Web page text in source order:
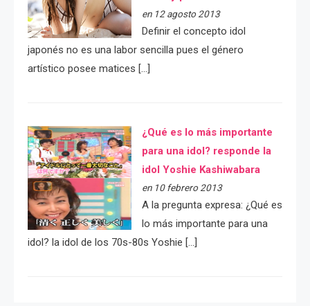
en 12 agosto 2013
Definir el concepto idol
japonés no es una labor sencilla pues el género
artístico posee matices […]
¿Qué es lo más importante
para una idol? responde la
idol Yoshie Kashiwabara
en 10 febrero 2013
A la pregunta expresa: ¿Qué es
lo más importante para una
idol? la idol de los 70s-80s Yoshie […]